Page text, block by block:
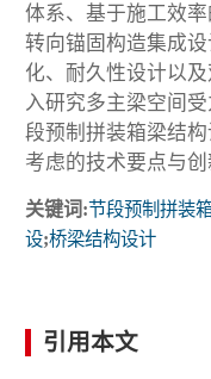
体系、基于施工效
转向锚固构造集成
化、耐久性设计以
入研究多主梁空间
段预制拼装箱梁结
考虑的技术要点与创
关键词:节段预制拼装
设;桥梁结构设计
引用本文